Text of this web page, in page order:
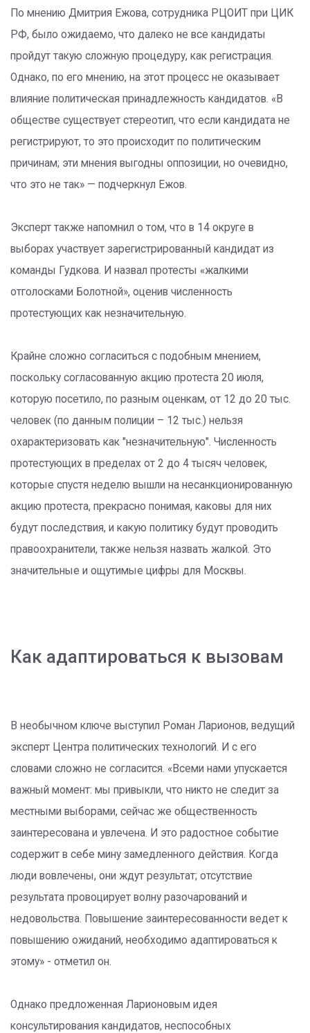
По мнению Дмитрия Ежова, сотрудника РЦОИТ при ЦИК
РФ, было ожидаемо, что далеко не все кандидаты
пройдут такую сложную процедуру, как регистрация.
Однако, по его мнению, на этот процесс не оказывает
влияние политическая принадлежность кандидатов. «В
обществе существует стереотип, что если кандидата не
регистрируют, то это происходит по политическим
причинам; эти мнения выгодны оппозиции, но очевидно,
что это не так» — подчеркнул Ежов.
Эксперт также напомнил о том, что в 14 округе в
выборах участвует зарегистрированный кандидат из
команды Гудкова. И назвал протесты «жалкими
отголосками Болотной», оценив численность
протестующих как незначительную.
Крайне сложно согласиться с подобным мнением,
поскольку согласованную акцию протеста 20 июля,
которую посетило, по разным оценкам, от 12 до 20 тыс.
человек (по данным полиции – 12 тыс.) нельзя
охарактеризовать как "незначительную". Численность
протестующих в пределах от 2 до 4 тысяч человек,
которые спустя неделю вышли на несанкционированную
акцию протеста, прекрасно понимая, каковы для них
будут последствия, и какую политику будут проводить
правоохранители, также нельзя назвать жалкой. Это
значительные и ощутимые цифры для Москвы.
Как адаптироваться к вызовам
В необычном ключе выступил Роман Ларионов, ведущий
эксперт Центра политических технологий. И с его
словами сложно не согласится. «Всеми нами упускается
важный момент: мы привыкли, что никто не следит за
местными выборами, сейчас же общественность
заинтересована и увлечена. И это радостное событие
содержит в себе мину замедленного действия. Когда
люди вовлечены, они ждут результат; отсутствие
результата провоцирует волну разочарований и
недовольства. Повышение заинтересованности ведет к
повышению ожиданий, необходимо адаптироваться к
этому» - отметил он.
Однако предложенная Ларионовым идея
консультирования кандидатов, неспособных